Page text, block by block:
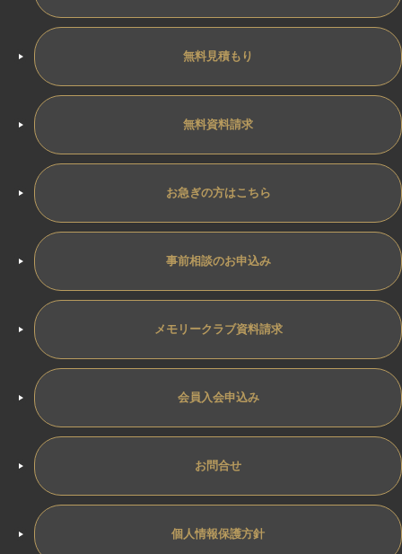
無料見積もり
無料資料請求
お急ぎの方はこちら
事前相談のお申込み
メモリークラブ資料請求
会員入会申込み
お問合せ
個人情報保護方針